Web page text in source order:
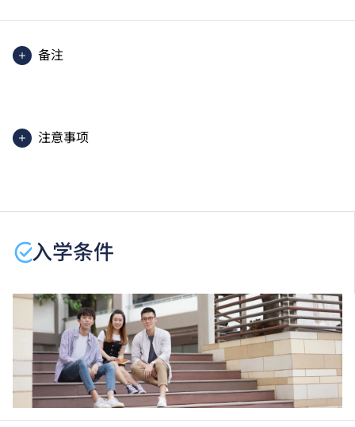
备注
注意事项
分校／上课地点。
入学条件